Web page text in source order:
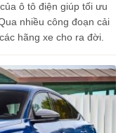
ô tô điện giúp tối ưu
nhiều công đoạn cải
hãng xe cho ra đời.